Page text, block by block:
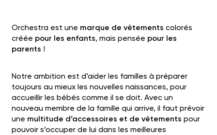
Orchestra est une marque de vêtements colorés
créée pour les enfants, mais pensée pour les
parents !
Notre ambition est d’aider les familles à préparer
toujours au mieux les nouvelles naissances, pour
accueillir les bébés comme il se doit. Avec un
nouveau membre de la famille qui arrive, il faut prévoir
une multitude d’accessoires et de vêtements pour
pouvoir s’occuper de lui dans les meilleures